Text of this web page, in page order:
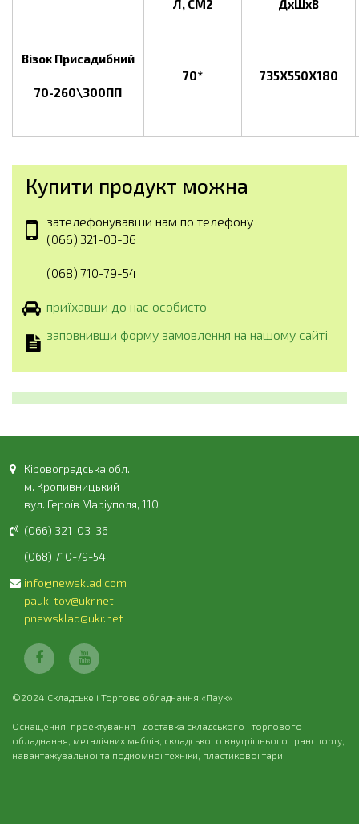
Л, СМ2
ДхШхВ
Візок Присадибний
70-260\300ПП
70* 735Х550Х180
Купити продукт можна
зателефонувавши нам по телефону
(066) 321-03-36
(068) 710-79-54
приїхавши до нас особисто
заповнивши форму замовлення на нашому сайті
Кіровоградська обл.
м. Кропивницький
вул. Героїв Маріуполя, 110
(066) 321-03-36
(068) 710-79-54
info@newsklad.com
pauk-tov@ukr.net
pnewsklad@ukr.net
©2024 Складське і Торгове обладнання «Паук»
Оснащення, проектування і доставка складського і торгового
обладнання, металічних меблів, складського внутрішнього транспорту,
навантажувальної та подйомної техніки, пластикової тари